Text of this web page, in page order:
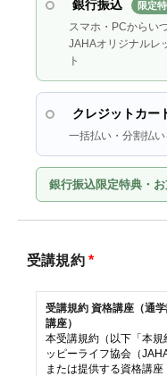
銀行振込 限定
スマホ・PCからい
JAHAオリジナルレ
ト
クレジットカー
一括払い・分割払
銀行振込限定特典・
受講規約*
受講規約 資格講座（通
講座）
本受講規約（以下「本
ッピーライフ協会（
または提供する資格講